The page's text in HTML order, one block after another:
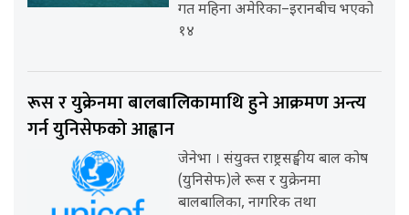
गत महिना अमेरिका–इरानबीच भएको
१४
रूस र युक्रेनमा बालबालिकामाथि हुने आक्रमण अन्त्य
गर्न युनिसेफको आह्वान
जेनेभा । संयुक्त राष्ट्रसङ्घीय बाल कोष
(युनिसेफ)ले रूस र युक्रेनमा
बालबालिका, नागरिक तथा